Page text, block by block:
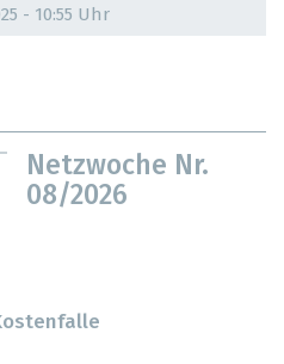
- 10:55 Uhr
Netzwoche Nr.
08/2026